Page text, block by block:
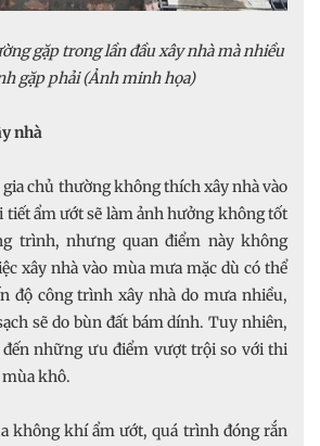
gặp trong lần đầu xây nhà mà nhiều
gặp phải (Ảnh minh họa)
nhà
chủ thường không thích xây nhà vào
tiết ẩm ướt sẽ làm ảnh hưởng không tốt
trình, nhưng quan điểm này không
xây nhà vào mùa mưa mặc dù có thể
độ công trình xây nhà do mưa nhiều,
sẽ do bùn đất bám dính. Tuy nhiên,
những ưu điểm vượt trội so với thi
khô.
không khí ẩm ướt, quá trình đóng rắn